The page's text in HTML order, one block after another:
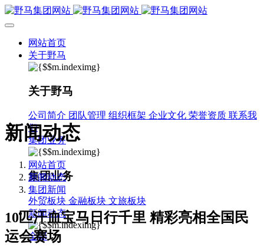
网站首页
关于野马
关于野马
公司简介 团队管理 组织框架 企业文化 荣誉资质 联系我
们
集团业务
集团业务
外贸板块 金融板块 文旅板块
新闻动态
全部
新闻动态
网站首页
新闻动态
集团新闻
10匹汗血宝马日行千里 精彩亮相全国民
运会赛场